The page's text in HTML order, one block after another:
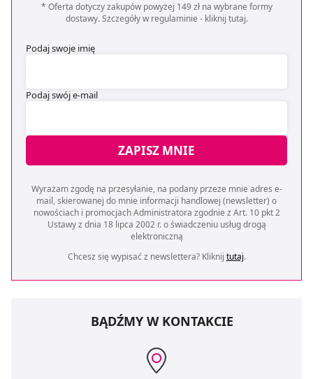
* Oferta dotyczy zakupów powyżej 149 zł na wybrane formy
dostawy. Szczegóły w regulaminie - kliknij tutaj.
Podaj swoje imię
Podaj swój e-mail
ZAPISZ MNIE
Wyrażam zgodę na przesyłanie, na podany przeze mnie adres e-
mail, skierowanej do mnie informacji handlowej (newsletter) o
nowościach i promocjach Administratora zgodnie z Art. 10 pkt 2
Ustawy z dnia 18 lipca 2002 r. o świadczeniu usług drogą
elektroniczną
Chcesz się wypisać z newslettera? Kliknij tutaj.
BĄDŹMY W KONTAKCIE